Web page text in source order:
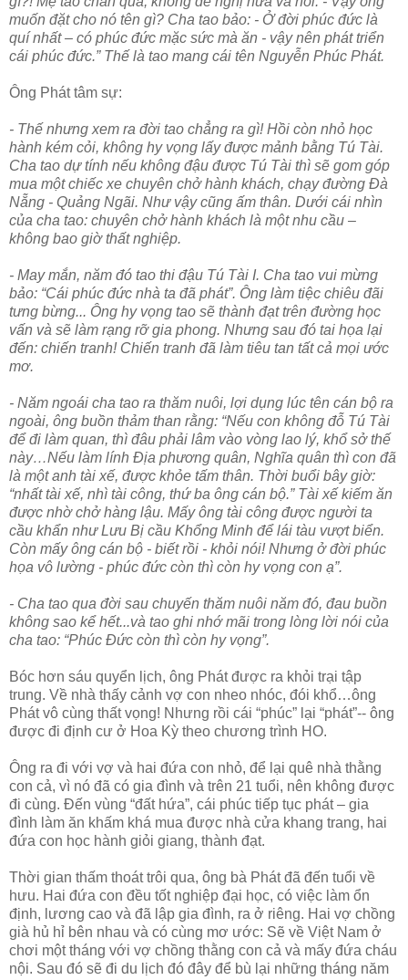
muốn đặt cho nó tên gì? Cha tao bảo: - Ở đời phúc đức là
quí nhất – có phúc đức mặc sức mà ăn - vậy nên phát triển
cái phúc đức.” Thế là tao mang cái tên Nguyễn Phúc Phát.
Ông Phát tâm sự:
- Thế nhưng xem ra đời tao chẳng ra gì! Hồi còn nhỏ học
hành kém cỏi, không hy vọng lấy được mảnh bằng Tú Tài.
Cha tao dự tính nếu không đậu được Tú Tài thì sẽ gom góp
mua một chiếc xe chuyên chở hành khách, chạy đường Đà
Nẵng - Quảng Ngãi. Như vậy cũng ấm thân. Dưới cái nhìn
của cha tao: chuyên chở hành khách là một nhu cầu –
không bao giờ thất nghiệp.
- May mắn, năm đó tao thi đậu Tú Tài I. Cha tao vui mừng
bảo: “Cái phúc đức nhà ta đã phát”. Ông làm tiệc chiêu đãi
tưng bừng... Ông hy vọng tao sẽ thành đạt trên đường học
vấn và sẽ làm rạng rỡ gia phong. Nhưng sau đó tai họa lại
đến: chiến tranh! Chiến tranh đã làm tiêu tan tất cả mọi ước
mơ.
- Năm ngoái cha tao ra thăm nuôi, lợi dụng lúc tên cán bộ ra
ngoài, ông buồn thảm than rằng: “Nếu con không đỗ Tú Tài
để đi làm quan, thì đâu phải lâm vào vòng lao lý, khổ sở thế
này…Nếu làm lính Địa phương quân, Nghĩa quân thì con đã
là một anh tài xế, được khỏe tấm thân. Thời buổi bây giờ:
“nhất tài xế, nhì tài công, thứ ba ông cán bộ.” Tài xế kiếm ăn
được nhờ chở hàng lậu. Mấy ông tài công được người ta
cầu khẩn như Lưu Bị cầu Khổng Minh để lái tàu vượt biển.
Còn mấy ông cán bộ - biết rồi - khỏi nói! Nhưng ở đời phúc
họa vô lường - phúc đức còn thì còn hy vọng con ạ”.
- Cha tao qua đời sau chuyến thăm nuôi năm đó, đau buồn
không sao kể hết...và tao ghi nhớ mãi trong lòng lời nói của
cha tao: “Phúc Đức còn thì còn hy vọng”.
Bóc hơn sáu quyển lịch, ông Phát được ra khỏi trại tập
trung. Về nhà thấy cảnh vợ con nheo nhóc, đói khổ…ông
Phát vô cùng thất vọng! Nhưng rồi cái “phúc” lại “phát”-- ông
được đi định cư ở Hoa Kỳ theo chương trình HO.
Ông ra đi với vợ và hai đứa con nhỏ, để lại quê nhà thằng
con cả, vì nó đã có gia đình và trên 21 tuổi, nên không được
đi cùng. Đến vùng “đất hứa”, cái phúc tiếp tục phát – gia
đình làm ăn khấm khá mua được nhà cửa khang trang, hai
đứa con học hành giỏi giang, thành đạt.
Thời gian thấm thoát trôi qua, ông bà Phát đã đến tuổi về
hưu. Hai đứa con đều tốt nghiệp đại học, có việc làm ổn
định, lương cao và đã lập gia đình, ra ở riêng. Hai vợ chồng
già hủ hỉ bên nhau và có cùng mơ ước: Sẽ về Việt Nam ở
chơi một tháng với vợ chồng thằng con cả và mấy đứa cháu
nội. Sau đó sẽ đi du lịch đó đây để bù lại những tháng năm